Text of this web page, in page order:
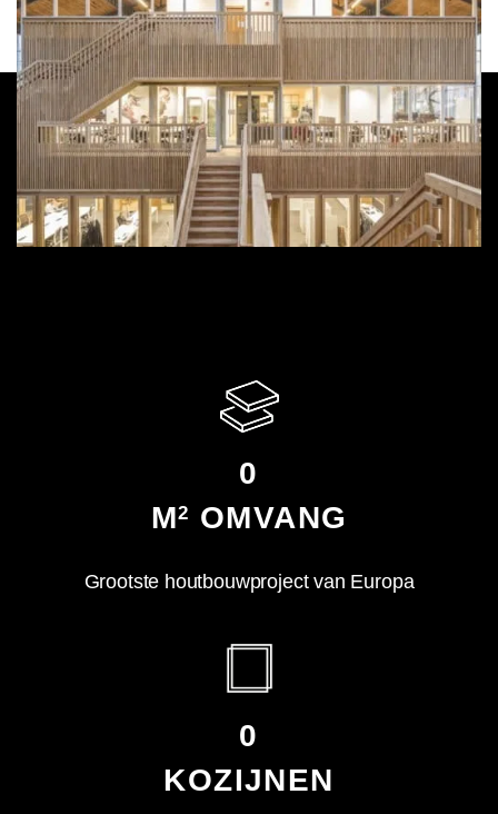
0
M2 OMVANG
Grootste houtbouwproject van Europa
0
KOZIJNEN